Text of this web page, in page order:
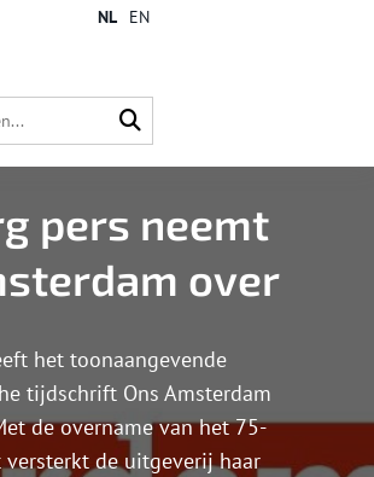
NL EN
pers neemt
over
het toonaangevende
tijdschrift Ons Amsterdam
de overname van het 75-
de uitgeverij haar